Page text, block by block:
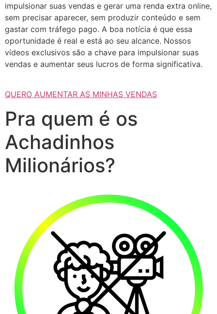
impulsionar suas vendas e gerar uma renda extra online,
sem precisar aparecer, sem produzir conteúdo e sem
gastar com tráfego pago. A boa notícia é que essa
oportunidade é real e está ao seu alcance. Nossos
vídeos exclusivos são a chave para impulsionar suas
vendas e aumentar seus lucros de forma significativa.
QUERO AUMENTAR AS MINHAS VENDAS
Pra quem é os
Achadinhos
Milionários?